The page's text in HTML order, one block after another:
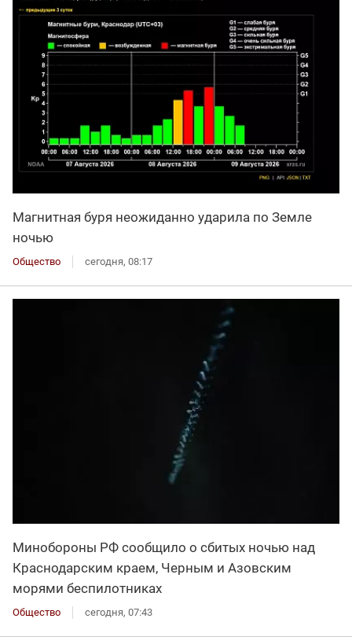
Магнитная буря неожиданно ударила по Земле
ночью
Общество сегодня, 08:17
Минобороны РФ сообщило о сбитых ночью над
Краснодарским краем, Черным и Азовским
морями беспилотниках
Общество сегодня, 07:43